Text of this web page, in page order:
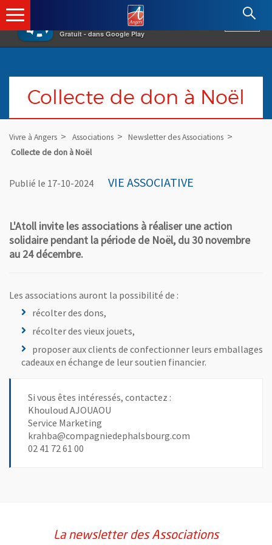
×
Gratuit - dans Google Play
Angers.fr : Retour à l'accueil
Collecte de don à Noël
Vivre à Angers Associations
Newsletter des Associations
Collecte de don à Noël
Publié le 17-10-2024 VIE ASSOCIATIVE
L'Atoll invite les associations à réaliser une action
solidaire pendant la période de Noël, du 30 novembre
au 24 décembre.
Les associations auront la possibilité de :
récolter des dons,
récolter des vieux jouets,
proposer aux clients de confectionner leurs emballages
cadeaux en échange de leur soutien financier.
Si vous êtes intéressés, contactez :
Khouloud AJOUAOU
Service Marketing
krahba@compagniedephalsbourg.com
02 41 72 61 00
La newsletter des Associations